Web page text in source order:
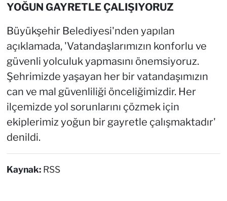
YOĞUN GAYRETLE ÇALIŞIYORUZ
Büyükşehir Belediyesi'nden yapılan
açıklamada, 'Vatandaşlarımızın konforlu ve
güvenli yolculuk yapmasını önemsiyoruz.
Şehrimizde yaşayan her bir vatandaşımızın
can ve mal güvenliliği önceliğimizdir. Her
ilçemizde yol sorunlarını çözmek için
ekiplerimiz yoğun bir gayretle çalışmaktadır'
denildi.
Kaynak: RSS